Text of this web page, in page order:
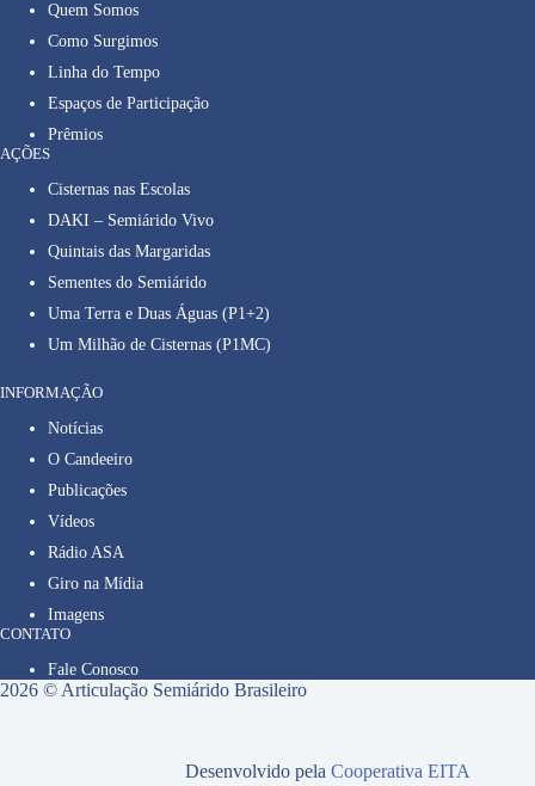
Quem Somos
Como Surgimos
Linha do Tempo
Espaços de Participação
Prêmios
AÇÕES
Cisternas nas Escolas
DAKI – Semiárido Vivo
Quintais das Margaridas
Sementes do Semiárido
Uma Terra e Duas Águas (P1+2)
Um Milhão de Cisternas (P1MC)
INFORMAÇÃO
Notícias
O Candeeiro
Publicações
Vídeos
Rádio ASA
Giro na Mídia
Imagens
CONTATO
Fale Conosco
2026 © Articulação Semiárido Brasileiro
Desenvolvido pelaCooperativa EITA